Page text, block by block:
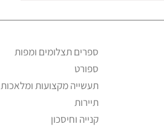
ספרים תצלומים ומפות
ספורט
תעשייה מקצועות ומלאכות
תיירות
קנייה וחיסכון